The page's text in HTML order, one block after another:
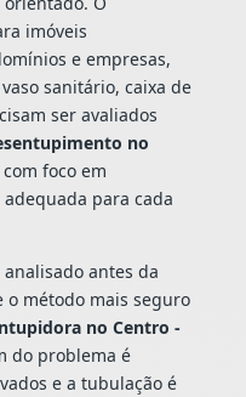
imóveis
e empresas,
sanitário, caixa de
ser avaliados
no
foco em
para cada
analisado antes da
o método mais seguro
no Centro -
do problema é
e a tubulação é